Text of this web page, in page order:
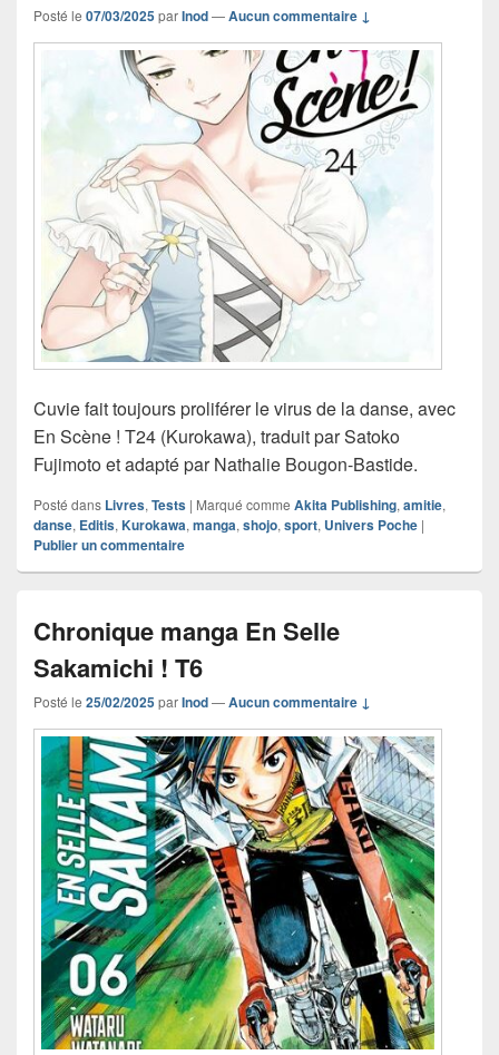
Posté le 07/03/2025parInod—Aucun commentaire ↓
Cuvie fait toujours proliférer le virus de la danse, avec
En Scène ! T24 (Kurokawa), traduit par Satoko
Fujimoto et adapté par Nathalie Bougon-Bastide.
Posté dans Livres, Tests | Marqué comme Akita Publishing, amitie,
danse, Editis, Kurokawa, manga, shojo, sport, Univers Poche |
Publier un commentaire
Chronique manga En Selle
Sakamichi ! T6
Posté le 25/02/2025parInod—Aucun commentaire ↓